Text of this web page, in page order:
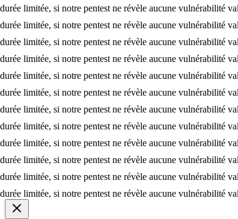
si notre pentest ne révèle aucune vulnérabilité validée
si notre pentest ne révèle aucune vulnérabilité validée
si notre pentest ne révèle aucune vulnérabilité validée
si notre pentest ne révèle aucune vulnérabilité validée
si notre pentest ne révèle aucune vulnérabilité validée
si notre pentest ne révèle aucune vulnérabilité validée
si notre pentest ne révèle aucune vulnérabilité validée
si notre pentest ne révèle aucune vulnérabilité validée
si notre pentest ne révèle aucune vulnérabilité validée
si notre pentest ne révèle aucune vulnérabilité validée
si notre pentest ne révèle aucune vulnérabilité validée
si notre pentest ne révèle aucune vulnérabilité validée